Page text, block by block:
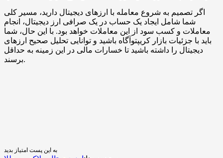
اگر تصمیم به شروع معامله با ارزهای دیجیتال دارید، مسیر کلی
شما شامل ایجاد یک حساب در یک صرافی ارز دیجیتال، انجام
معاملات و کسب سود از این معاملات خواهد بود. با این حال، شما
باید با جزئیات بازار کریپتوآگاه باشید و توانایی تحلیل صحیح ارزهای
دیجیتال را داشته باشید تا خسارات مالی در این زمینه به حداقل
برسند.
به این پست امتیاز بدید